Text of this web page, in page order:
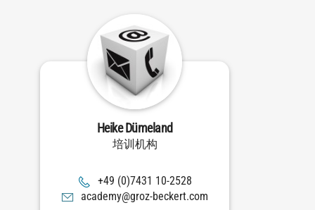
Heike Dümeland
培训机构
8252-01 1347(0) 94+
moc.trekceb-zorg@ymedaca